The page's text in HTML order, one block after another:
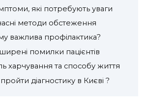
які потребують уваги
методи обстеження
важлива профілактика?
помилки пацієнтів
харчування та способу життя
діагностику в Києві ?